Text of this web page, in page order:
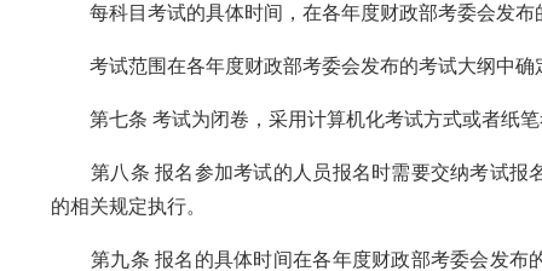
每科目考试的具体时间，在各年度财政部考委会发布
考试范围在各年度财政部考委会发布的考试大纲中确
第七条 考试为闭卷，采用计算机化考试方式或者纸笔
第八条 报名参加考试的人员报名时需要交纳考试报
的相关规定执行。
第九条 报名的具体时间在各年度财政部考委会发布